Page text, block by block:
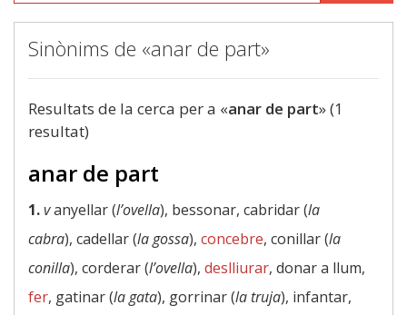
Sinònims de «anar de part»
Resultats de la cerca per a «anar de part» (1
resultat)
anar de part
1.vanyellar (l’ovella), bessonar, cabridar (la
cabra), cadellar (la gossa), concebre, conillar (la
conilla), corderar (l’ovella), deslliurar, donar a llum,
fer, gatinar (la gata), gorrinar (la truja), infantar,